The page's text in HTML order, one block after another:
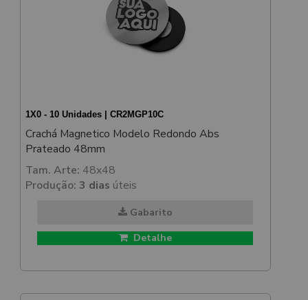
1X0 - 10 Unidades | CR2MGP10C
Crachá Magnetico Modelo Redondo Abs
Prateado 48mm
Tam. Arte: 48x48
Produção: 3 dias úteis
Gabarito
Detalhe